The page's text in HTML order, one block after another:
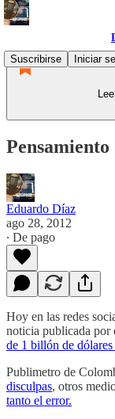
Suscribirse
Iniciar
Eduardo Díaz
ago 28, 2012
∙ De pago
Hoy en las redes
noticia publicada
de 1 billón de
Publimetro de
disculpas, otros
tanto el error.